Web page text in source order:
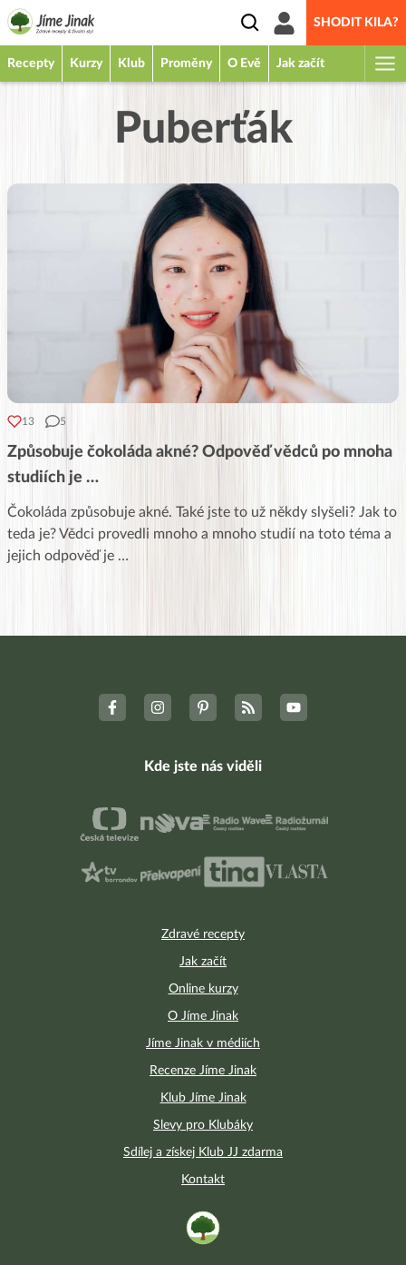
SHODIT KILA?
Recepty Kurzy Klub Proměny O Evě Jak začít
Puberťák
13 5
Způsobuje čokoláda akné? Odpověď vědců po mnoha
studiích je …
Čokoláda způsobuje akné. Také jste to už někdy slyšeli? Jak to
teda je? Vědci provedli mnoho a mnoho studií na toto téma a
jejich odpověď je …
Zdravé recepty
Jak začít
Online kurzy
O Jíme Jinak
Jíme Jinak v médiích
Recenze Jíme Jinak
Klub Jíme Jinak
Slevy pro Klubáky
Sdílej a získej Klub JJ zdarma
Kontakt
Kde jste nás viděli